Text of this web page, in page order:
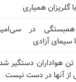
گلریزان همیاری
در
سیمای آزادی
اسامی ۱۱ تن هواداران
از آنها در دست نیست